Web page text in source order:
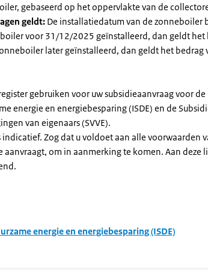
gebaseerd op het oppervlakte van de
geldt: De installatiedatum van de zonneboiler
voor 31/12/2025 geïnstalleerd, dan geldt het
later geïnstalleerd, dan geldt het bedrag
gebruiken voor uw subsidieaanvraag voor
energie en energiebesparing (ISDE) en de
van eigenaars (SVVE).
Zog dat u voldoet aan alle voorwaarden
aanvraagt, om in aanmerking te komen. Aan deze
energie en energiebesparing (ISDE)